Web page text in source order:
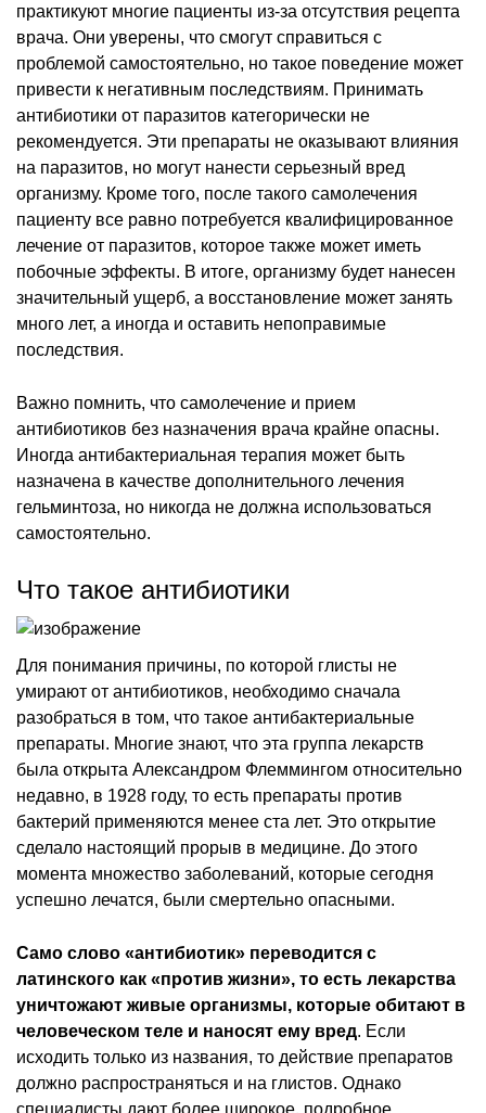
практикуют многие пациенты из-за отсутствия рецепта
врача. Они уверены, что смогут справиться с
проблемой самостоятельно, но такое поведение может
привести к негативным последствиям. Принимать
антибиотики от паразитов категорически не
рекомендуется. Эти препараты не оказывают влияния
на паразитов, но могут нанести серьезный вред
организму. Кроме того, после такого самолечения
пациенту все равно потребуется квалифицированное
лечение от паразитов, которое также может иметь
побочные эффекты. В итоге, организму будет нанесен
значительный ущерб, а восстановление может занять
много лет, а иногда и оставить непоправимые
последствия.
Важно помнить, что самолечение и прием
антибиотиков без назначения врача крайне опасны.
Иногда антибактериальная терапия может быть
назначена в качестве дополнительного лечения
гельминтоза, но никогда не должна использоваться
самостоятельно.
Что такое антибиотики
Для понимания причины, по которой глисты не
умирают от антибиотиков, необходимо сначала
разобраться в том, что такое антибактериальные
препараты. Многие знают, что эта группа лекарств
была открыта Александром Флеммингом относительно
недавно, в 1928 году, то есть препараты против
бактерий применяются менее ста лет. Это открытие
сделало настоящий прорыв в медицине. До этого
момента множество заболеваний, которые сегодня
успешно лечатся, были смертельно опасными.
Само слово «антибиотик» переводится с
латинского как «против жизни», то есть лекарства
уничтожают живые организмы, которые обитают в
человеческом теле и наносят ему вред. Если
исходить только из названия, то действие препаратов
должно распространяться и на глистов. Однако
специалисты дают более широкое, подробное